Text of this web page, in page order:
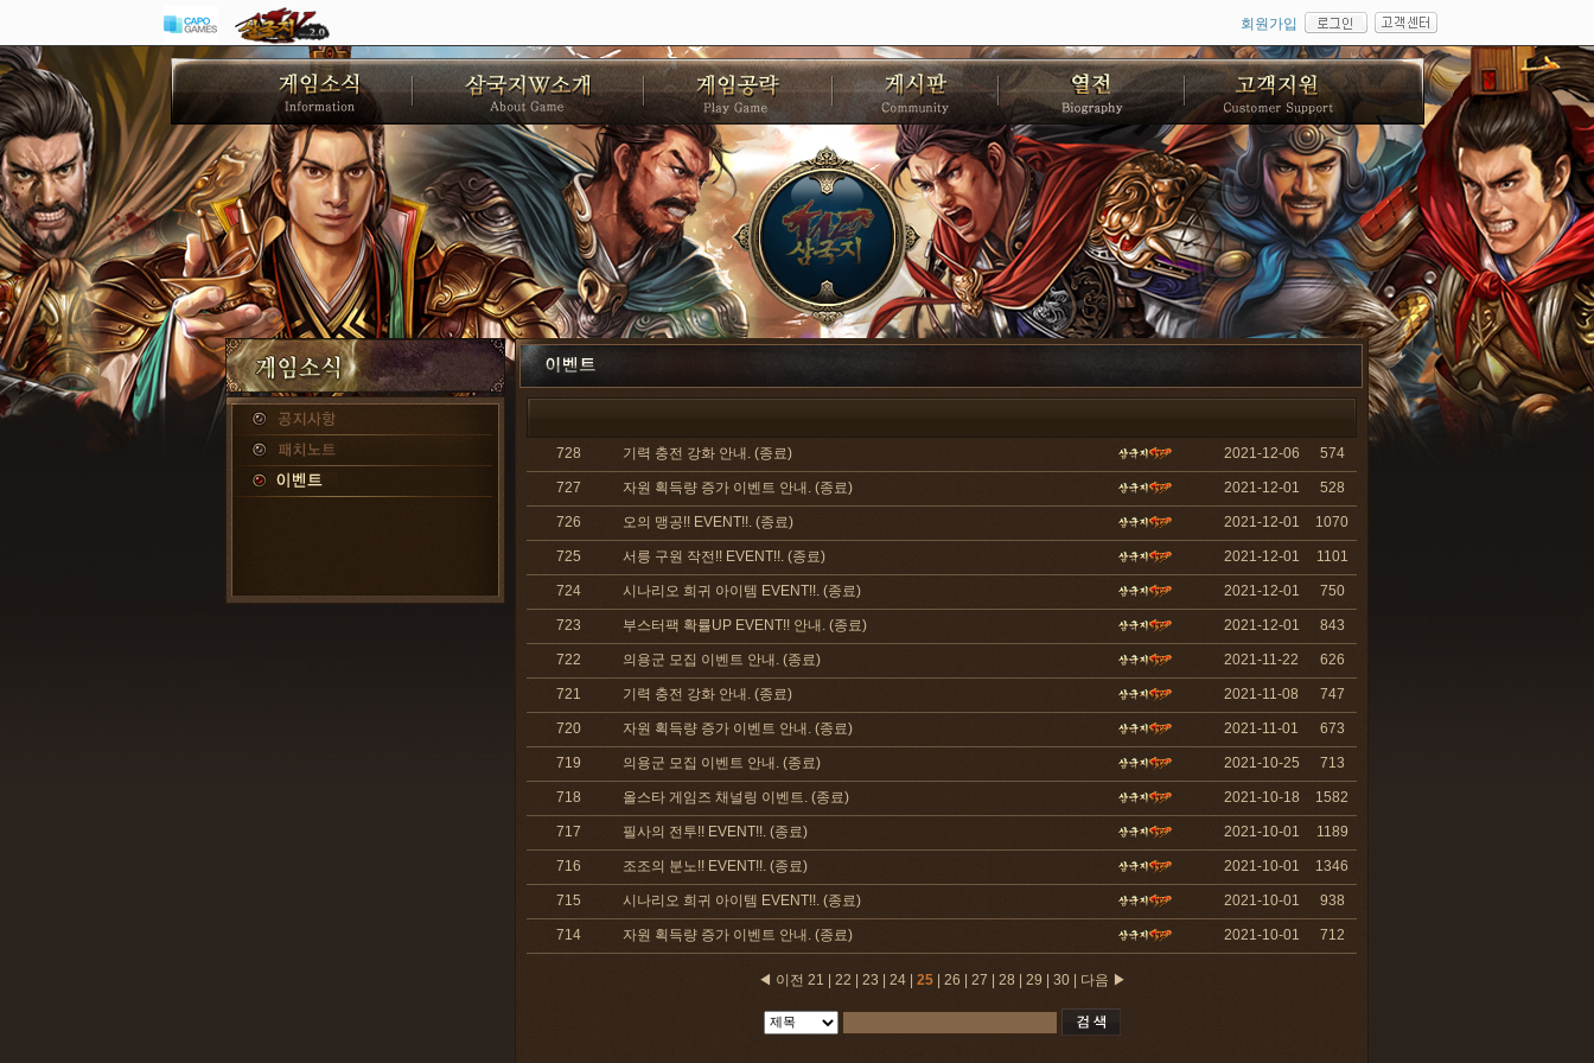
회원가입
728 기력 충전 강화 안내. (종료) 2021-12-06 574
727 자원 획득량 증가 이벤트 안내. (종료) 2021-12-01 528
726 오의 맹공!! EVENT!!. (종료) 2021-12-01 1070
725 서릉 구원 작전!! EVENT!!. (종료) 2021-12-01 1101
724 시나리오 희귀 아이템 EVENT!!. (종료) 2021-12-01 750
723 부스터팩 확률UP EVENT!! 안내. (종료) 2021-12-01 843
722 의용군 모집 이벤트 안내. (종료) 2021-11-22 626
721 기력 충전 강화 안내. (종료) 2021-11-08 747
720 자원 획득량 증가 이벤트 안내. (종료) 2021-11-01 673
719 의용군 모집 이벤트 안내. (종료) 2021-10-25 713
718 올스타 게임즈 채널링 이벤트. (종료) 2021-10-18 1582
717 필사의 전투!! EVENT!!. (종료) 2021-10-01 1189
716 조조의 분노!! EVENT!!. (종료) 2021-10-01 1346
715 시나리오 희귀 아이템 EVENT!!. (종료) 2021-10-01 938
714 자원 획득량 증가 이벤트 안내. (종료) 2021-10-01 712
◀ 이전 21 22 23 24| 25| 26 27 28 29 30| 다음 ▶